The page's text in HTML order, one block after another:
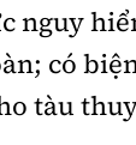
nguy
có
tàu